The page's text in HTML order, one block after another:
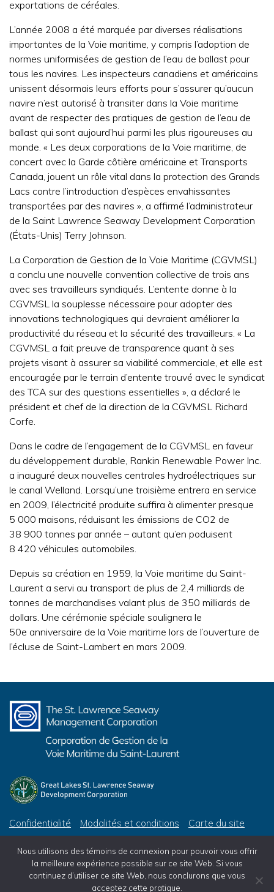
exportations de céréales.
L’année 2008 a été marquée par diverses réalisations
importantes de la Voie maritime, y compris l’adoption de
normes uniformisées de gestion de l’eau de ballast pour
tous les navires. Les inspecteurs canadiens et américains
unissent désormais leurs efforts pour s’assurer qu’aucun
navire n’est autorisé à transiter dans la Voie maritime
avant de respecter des pratiques de gestion de l’eau de
ballast qui sont aujourd’hui parmi les plus rigoureuses au
monde. « Les deux corporations de la Voie maritime, de
concert avec la Garde côtière américaine et Transports
Canada, jouent un rôle vital dans la protection des Grands
Lacs contre l’introduction d’espèces envahissantes
transportées par des navires », a affirmé l’administrateur
de la Saint Lawrence Seaway Development Corporation
(États-Unis) Terry Johnson.
La Corporation de Gestion de la Voie Maritime (CGVMSL)
a conclu une nouvelle convention collective de trois ans
avec ses travailleurs syndiqués. L’entente donne à la
CGVMSL la souplesse nécessaire pour adopter des
innovations technologiques qui devraient améliorer la
productivité du réseau et la sécurité des travailleurs. « La
CGVMSL a fait preuve de transparence quant à ses
projets visant à assurer sa viabilité commerciale, et elle est
encouragée par le terrain d’entente trouvé avec le syndicat
des TCA sur des questions essentielles », a déclaré le
président et chef de la direction de la CGVMSL Richard
Corfe.
Dans le cadre de l’engagement de la CGVMSL en faveur
du développement durable, Rankin Renewable Power Inc.
a inauguré deux nouvelles centrales hydroélectriques sur
le canal Welland. Lorsqu’une troisième entrera en service
en 2009, l’électricité produite suffira à alimenter presque
5 000 maisons, réduisant les émissions de CO2 de
38 900 tonnes par année – autant qu’en poduisent
8 420 véhicules automobiles.
Depuis sa création en 1959, la Voie maritime du Saint-
Laurent a servi au transport de plus de 2,4 milliards de
tonnes de marchandises valant plus de 350 milliards de
dollars. Une cérémonie spéciale soulignera le
50e anniversaire de la Voie maritime lors de l’ouverture de
l’écluse de Saint-Lambert en mars 2009.
Confidentialité Modalités et conditions Carte du site
© 2026 Great Lakes St. Lawrence Seaway Development Corporation, All Rights Reserved
Nous utilisons des témoins de connexion pour pouvoir vous offrir
la meilleure expérience possible sur ce site Web. Si vous
continuez d’utiliser ce site Web, nous conclurons que vous
acceptez cette pratique.